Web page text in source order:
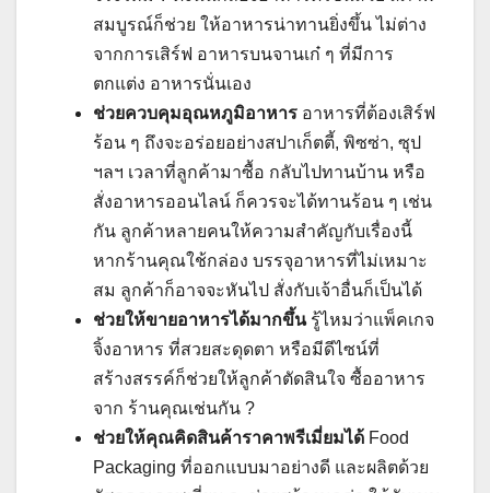
สมบูรณ์ก็ช่วย ให้อาหารน่าทานยิ่งขึ้น ไม่ต่าง
จากการเสิร์ฟ อาหารบนจานเก๋ ๆ ที่มีการ
ตกแต่ง อาหารนั่นเอง
ช่วยควบคุมอุณหภูมิอาหาร อาหารที่ต้องเสิร์ฟ
ร้อน ๆ ถึงจะอร่อยอย่างสปาเก็ตตี้, พิซซ่า, ซุป
ฯลฯ เวลาที่ลูกค้ามาซื้อ กลับไปทานบ้าน หรือ
สั่งอาหารออนไลน์ ก็ควรจะได้ทานร้อน ๆ เช่น
กัน ลูกค้าหลายคนให้ความสำคัญกับเรื่องนี้
หากร้านคุณใช้กล่อง บรรจุอาหารที่ไม่เหมาะ
สม ลูกค้าก็อาจจะหันไป สั่งกับเจ้าอื่นก็เป็นได้
ช่วยให้ขายอาหารได้มากขึ้นรู้ไหมว่าแพ็คเกจ
จิ้งอาหาร ที่สวยสะดุดตา หรือมีดีไซน์ที่
สร้างสรรค์ก็ช่วยให้ลูกค้าตัดสินใจ ซื้ออาหาร
จาก ร้านคุณเช่นกัน ?
ช่วยให้คุณคิดสินค้าราคาพรีเมี่ยมได้ Food
Packaging ที่ออกแบบมาอย่างดี และผลิตด้วย